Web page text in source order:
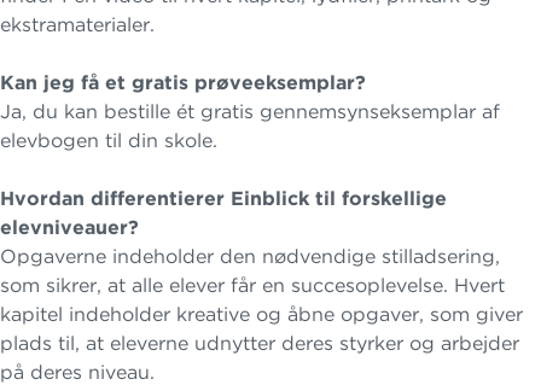
ekstramaterialer.
Kan jeg få et gratis prøveeksemplar?
Ja, du kan bestille ét gratis gennemsynseksemplar af
elevbogen til din skole.
Hvordan differentierer Einblick til forskellige
elevniveauer?
Opgaverne indeholder den nødvendige stilladsering,
som sikrer, at alle elever får en succesoplevelse. Hvert
kapitel indeholder kreative og åbne opgaver, som giver
plads til, at eleverne udnytter deres styrker og arbejder
på deres niveau.